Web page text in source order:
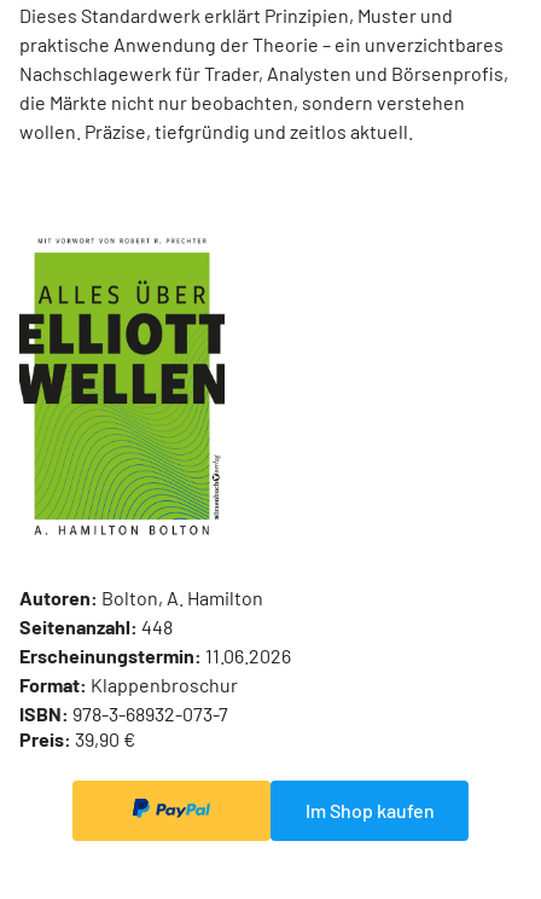
Dieses Standardwerk erklärt Prinzipien, Muster und
praktische Anwendung der Theorie – ein unverzichtbares
Nachschlagewerk für Trader, Analysten und Börsenprofis,
die Märkte nicht nur beobachten, sondern verstehen
wollen. Präzise, tiefgründig und zeitlos aktuell.
Autoren: Bolton, A. Hamilton
Seitenanzahl: 448
Erscheinungstermin: 11.06.2026
Format: Klappenbroschur
ISBN: 978-3-68932-073-7
Preis: 39,90 €
Im Shop kaufen